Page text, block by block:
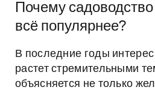
Почему садоводство
всё популярнее?
В последние годы
растет стремительными
объясняется не только